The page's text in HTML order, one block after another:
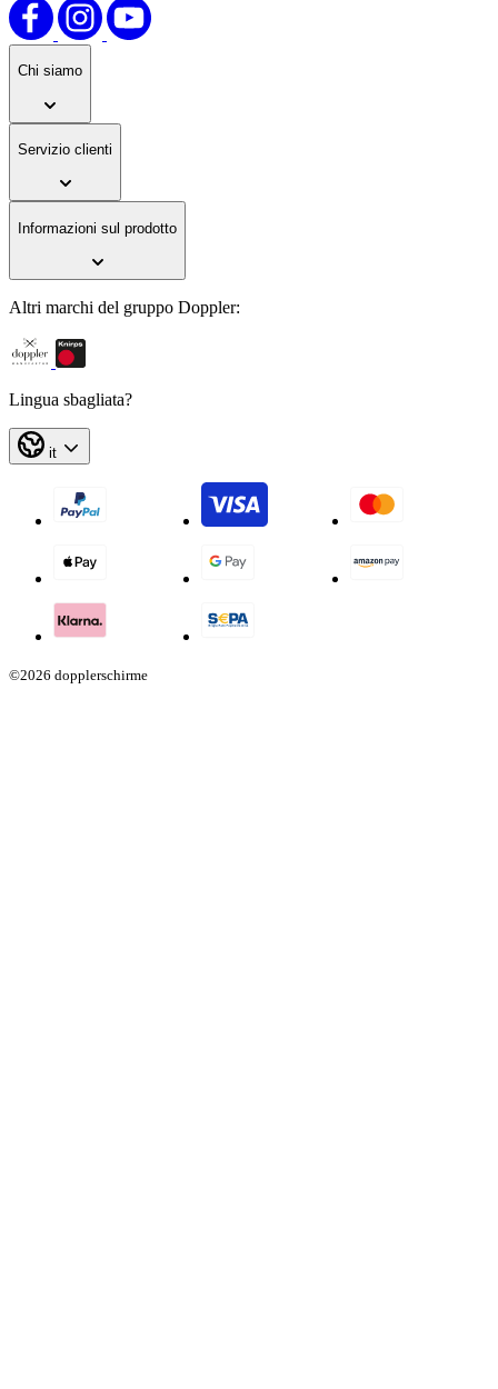
Chi siamo
Servizio clienti
Informazioni sul prodotto
Altri marchi del gruppo Doppler:
Lingua sbagliata?
it
©2026 dopplerschirme